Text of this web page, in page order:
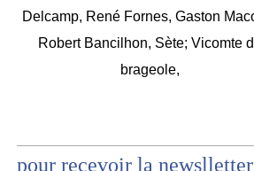
pour recevoir la newslletter